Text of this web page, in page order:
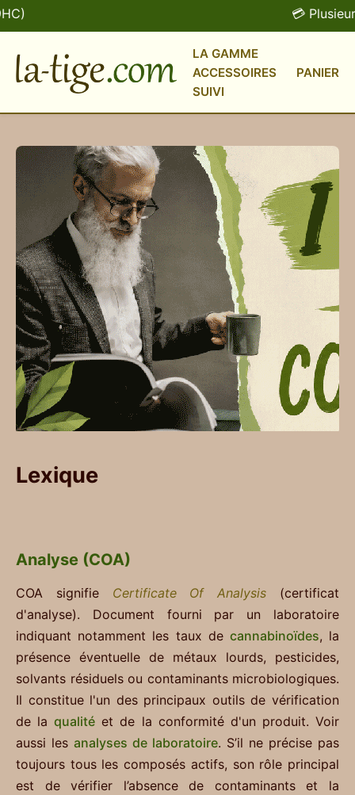
💳 Plusieurs
LA GAMME
ACCESSOIRES
PANIER
SUIVI
Lexique
Analyse (COA)
COA signifie Certificate Of Analysis (certificat
d'analyse). Document fourni par un laboratoire
indiquant notamment les taux de cannabinoïdes, la
présence éventuelle de métaux lourds, pesticides,
solvants résiduels ou contaminants microbiologiques.
Il constitue l'un des principaux outils de vérification
de laqualité et de la conformité d'un produit. Voir
aussi les analyses de laboratoire. S’il ne précise pas
toujours tous les composés actifs, son rôle principal
est de vérifier l’absence de contaminants et la